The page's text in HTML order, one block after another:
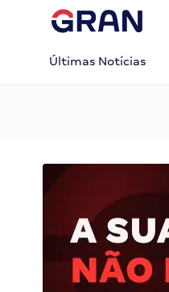
Últimas Notícias